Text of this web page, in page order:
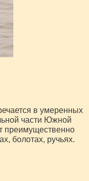
в умеренных
части Южной
преимущественно
болотах, ручьях.